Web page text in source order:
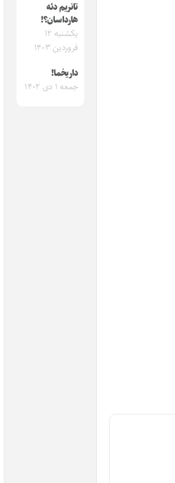
تانریم دئه
هارداسان؟!
یکشنبه ۱۲
فروردین ۱۴۰۳
داریخما!
جمعه ۱ دی ۱۴۰۲